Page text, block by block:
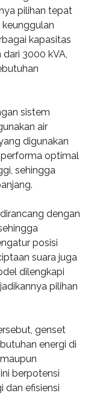
pilihan tepat
kapasitas
3000 kVA,
sistem
air
digunakan
optimal
sehingga
dengan
posisi
suara juga
dilengkapi
pilihan
genset
energi di
berpotensi
dan efisiensi